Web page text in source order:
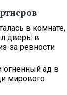
в комнате,
дверь: в
за ревности
огненный ад в
мирового